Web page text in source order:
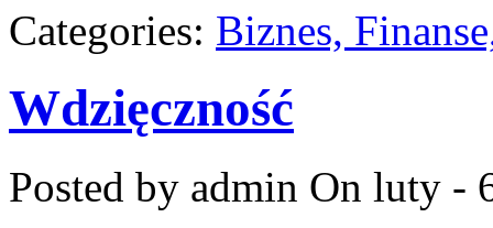
Categories: Biznes,
Wdzięczność
Posted by admin On luty -